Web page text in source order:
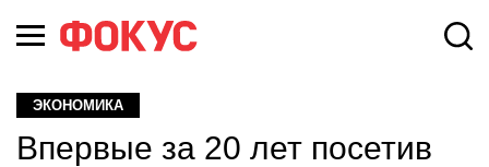
ЭКОНОМИКА
Впервые за 20 лет посетив